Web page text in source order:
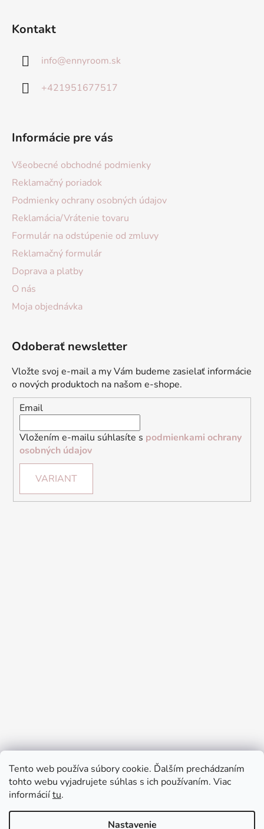
Tento web používa súbory cookie. Ďalším prechádzaním
tohto webu vyjadrujete súhlas s ich používaním. Viac
informáciítu.
Nastavenie
Kontakt
info@ennyroom.sk
+421951677517
Informácie pre vás
Všeobecné obchodné podmienky
Reklamačný poriadok
Podmienky ochrany osobných údajov
Reklamácia/Vrátenie tovaru
Formulár na odstúpenie od zmluvy
Reklamačný formulár
Doprava a platby
O nás
Moja objednávka
Odoberať newsletter
Vložte svoj e-mail a my Vám budeme zasielať informácie
o nových produktoch na našom e-shope.
Email
Vložením e-mailu súhlasíte s podmienkami ochrany
osobných údajov
VARIANT
Prijímame online platby